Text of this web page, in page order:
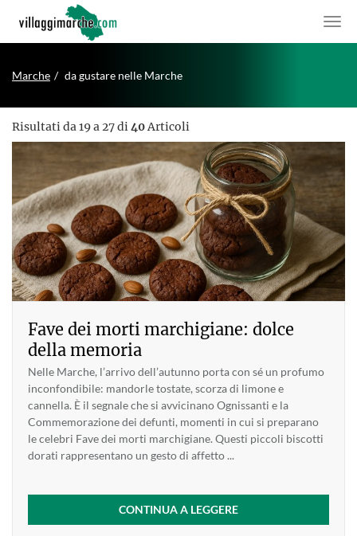
Marche da gustare nelle Marche
Risultati da 19 a 27 di40Articoli
Fave dei morti marchigiane: dolce
della memoria
Nelle Marche, l’arrivo dell’autunno porta con sé un profumo
inconfondibile: mandorle tostate, scorza di limone e
cannella. È il segnale che si avvicinano Ognissanti e la
Commemorazione dei defunti, momenti in cui si preparano
le celebri Fave dei morti marchigiane. Questi piccoli biscotti
dorati rappresentano un gesto di affetto ...
CONTINUA A LEGGERE